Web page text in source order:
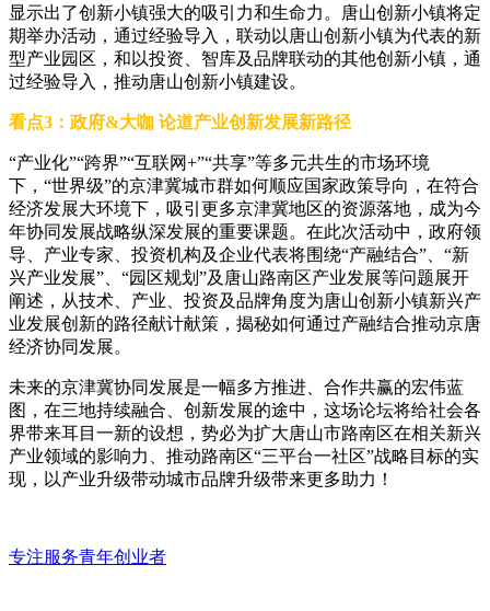
显示出了创新小镇强大的吸引力和生命力。唐山创新小镇将定
期举办活动，通过经验导入，联动以唐山创新小镇为代表的新
型产业园区，和以投资、智库及品牌联动的其他创新小镇，通
过经验导入，推动唐山创新小镇建设。
看点3：政府&大咖 论道产业创新发展新路径
“产业化”“跨界”“互联网+”“共享”等多元共生的市场环境
下，“世界级”的京津冀城市群如何顺应国家政策导向，在符合
经济发展大环境下，吸引更多京津冀地区的资源落地，成为今
年协同发展战略纵深发展的重要课题。在此次活动中，政府领
导、产业专家、投资机构及企业代表将围绕“产融结合”、“新
兴产业发展”、“园区规划”及唐山路南区产业发展等问题展开
阐述，从技术、产业、投资及品牌角度为唐山创新小镇新兴产
业发展创新的路径献计献策，揭秘如何通过产融结合推动京唐
经济协同发展。
未来的京津冀协同发展是一幅多方推进、合作共赢的宏伟蓝
图，在三地持续融合、创新发展的途中，这场论坛将给社会各
界带来耳目一新的设想，势必为扩大唐山市路南区在相关新兴
产业领域的影响力、推动路南区“三平台一社区”战略目标的实
现，以产业升级带动城市品牌升级带来更多助力！
专注服务青年创业者